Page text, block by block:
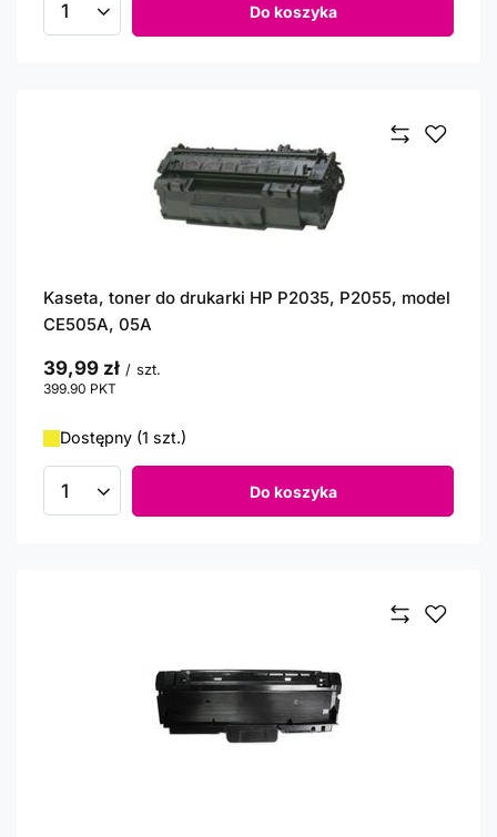
Ilość produktów Do koszyka
Kaseta, toner do drukarki HP P2035, P2055, model
CE505A, 05A
39,99 zł / szt.
399.90 PKT
Dostępny (1 szt.)
Ilość produktów Do koszyka